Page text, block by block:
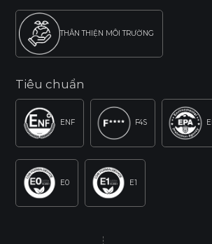
THÂN THIỆN MÔI TRƯỜNG
Tiêu chuẩn
ENF F4S
E0 E1